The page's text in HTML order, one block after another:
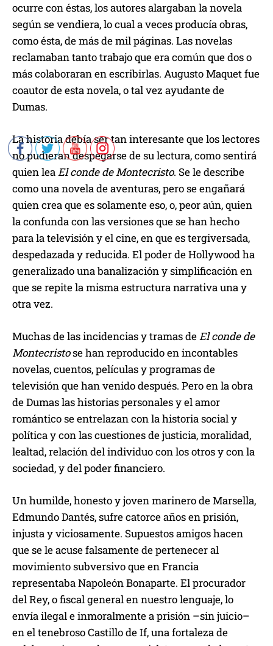
ocurre con éstas, los autores alargaban la novela
según se vendiera, lo cual a veces producía obras,
como ésta, de más de mil páginas. Las novelas
reclamaban tanto trabajo que era común que dos o
más colaboraran en escribirlas. Augusto Maquet fue
coautor de esta novela, o tal vez ayudante de
Dumas.
La historia debía ser tan interesante que los lectores
no pudieran despegarse de su lectura, como sentirá
quien leaEl conde de Montecristo. Se le describe
como una novela de aventuras, pero se engañará
quien crea que es solamente eso, o, peor aún, quien
la confunda con las versiones que se han hecho
para la televisión y el cine, en que es tergiversada,
despedazada y reducida. El poder de Hollywood ha
generalizado una banalización y simplificación en
que se repite la misma estructura narrativa una y
otra vez.
Muchas de las incidencias y tramas deEl conde de
Montecristose han reproducido en incontables
novelas, cuentos, películas y programas de
televisión que han venido después. Pero en la obra
de Dumas las historias personales y el amor
romántico se entrelazan con la historia social y
política y con las cuestiones de justicia, moralidad,
lealtad, relación del individuo con los otros y con la
sociedad, y del poder financiero.
Un humilde, honesto y joven marinero de Marsella,
Edmundo Dantés, sufre catorce años en prisión,
injusta y viciosamente. Supuestos amigos hacen
que se le acuse falsamente de pertenecer al
movimiento subversivo que en Francia
representaba Napoleón Bonaparte. El procurador
del Rey, o fiscal general en nuestro lenguaje, lo
envía ilegal e inmoralmente a prisión –sin juicio–
en el tenebroso Castillo de If, una fortaleza de